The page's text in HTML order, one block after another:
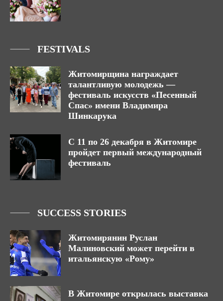
FESTIVALS
Житомирщина награждает
талантливую молодежь —
фестиваль искусств «Песенный
Спас» имени Владимира
Шинкарука
С 11 по 26 декабря в Житомире
пройдет первый международный
фестиваль
SUCCESS STORIES
Житомирянин Руслан
Малиновский может перейти в
итальянскую «Рому»
В Житомире открылась выставка